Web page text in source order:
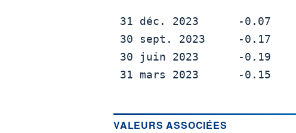
VALEURS ASSOCIÉES